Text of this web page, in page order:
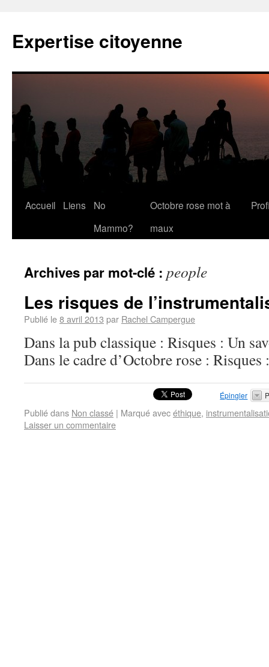
Expertise citoyenne
Accueil Liens
No
Mammo?
Octobre rose mot à
maux
Archives par mot-clé : people
Les risques de
Publié le8 avril 2013 par Rachel Campergue
Dans la pub classique : Risques :
Dans le cadre d’Octobre rose :
Épingler
Publié dans Non classé | Marqué avecéthique,
Laisser un commentaire